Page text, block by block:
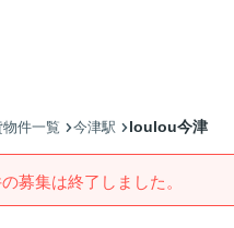
件一覧 今津駅 loulou今津
募集は終了しました。